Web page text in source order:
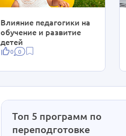
Влияние педагогики на
обучение и развитие
детей
0 0
Топ 5 программ по
переподготовке